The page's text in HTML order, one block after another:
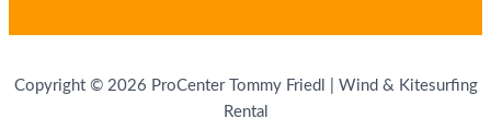
Copyright © 2026 ProCenter Tommy Friedl | Wind & Kitesurfing
Rental